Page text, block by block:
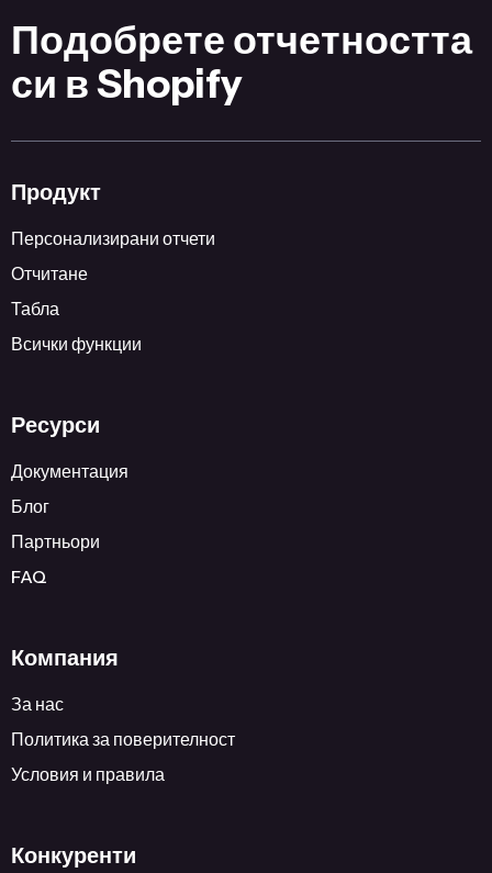
Подобрете отчетността
си в Shopify
Продукт
Персонализирани отчети
Отчитане
Табла
Всички функции
Ресурси
Документация
Блог
Партньори
FAQ
Компания
За нас
Политика за поверителност
Условия и правила
Конкуренти